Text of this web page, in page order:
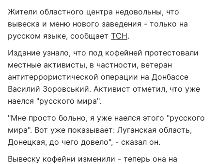
Жители областного центра недовольны, что
вывеска и меню нового заведения - только на
русском языке, сообщает ТСН.
Издание узнало, что под кофейней протестовали
местные активисты, в частности, ветеран
антитеррористической операции на Донбассе
Василий Зоровський. Активист отметил, что уже
наелся "русского мира".
"Мне просто больно, я уже наелся этого "русского
мира". Вот уже показывает: Луганская область,
Донецкая, до чего довело", - сказал он.
Вывеску кофейни изменили - теперь она на